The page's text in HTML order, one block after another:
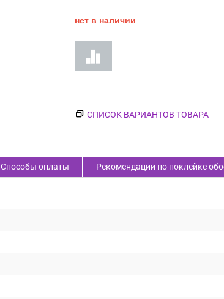
нет в наличии
СПИСОК ВАРИАНТОВ ТОВАРА
Способы оплаты Рекомендации по поклейке